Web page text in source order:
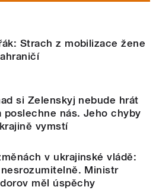
Strach z mobilizace žene
si Zelenskyj nebude hrát
poslechne nás. Jeho chyby
vymstí
v ukrajinské vládě:
Ministr
měl úspěchy